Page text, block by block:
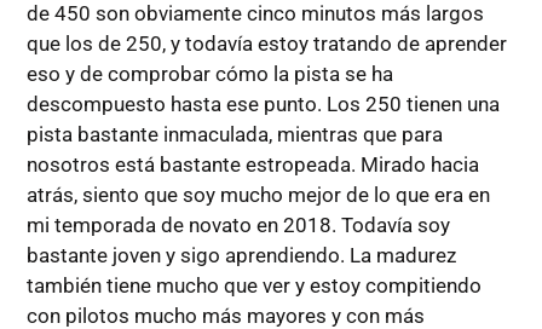
de 450 son obviamente cinco minutos más largos
que los de 250, y todavía estoy tratando de aprender
eso y de comprobar cómo la pista se ha
descompuesto hasta ese punto. Los 250 tienen una
pista bastante inmaculada, mientras que para
nosotros está bastante estropeada. Mirado hacia
atrás, siento que soy mucho mejor de lo que era en
mi temporada de novato en 2018. Todavía soy
bastante joven y sigo aprendiendo. La madurez
también tiene mucho que ver y estoy compitiendo
con pilotos mucho más mayores y con más